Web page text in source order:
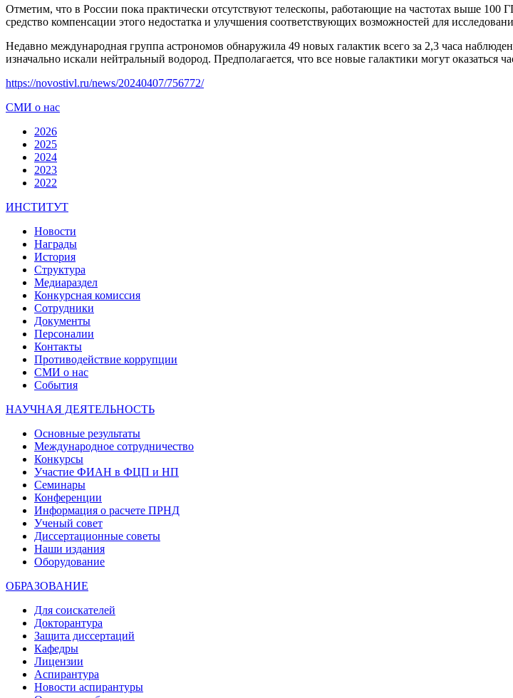
Отметим, что в России пока практически отсутствуют телескопы, работающие на частотах выше 100
средство компенсации этого недостатка и улучшения соответствующих возможностей для
Недавно международная группа астрономов обнаружила 49 новых галактик всего за 2,3 часа
изначально искали нейтральный водород. Предполагается, что все новые галактики могут
https://novostivl.ru/news/20240407/756772/
СМИ о нас
2026
2025
2024
2023
2022
ИНСТИТУТ
Новости
Награды
История
Структура
Медиараздел
Конкурсная комиссия
Сотрудники
Документы
Персоналии
Контакты
Противодействие коррупции
СМИ о нас
События
НАУЧНАЯ ДЕЯТЕЛЬНОСТЬ
Основные результаты
Международное сотрудничество
Конкурсы
Участие ФИАН в ФЦП и НП
Семинары
Конференции
Информация о расчете ПРНД
Ученый совет
Диссертационные советы
Наши издания
Оборудование
ОБРАЗОВАНИЕ
Для соискателей
Докторантура
Защита диссертаций
Кафедры
Лицензии
Аспирантура
Новости аспирантуры